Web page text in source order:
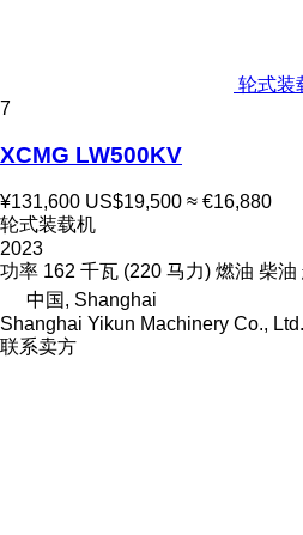
轮式装
7
XCMG LW500KV
¥131,600 US$19,500 ≈ €16,880
轮式装载机
2023
功率 162 千瓦 (220 马力) 燃油 柴油
中国, Shanghai
Shanghai Yikun Machinery Co., Ltd.
联系卖方